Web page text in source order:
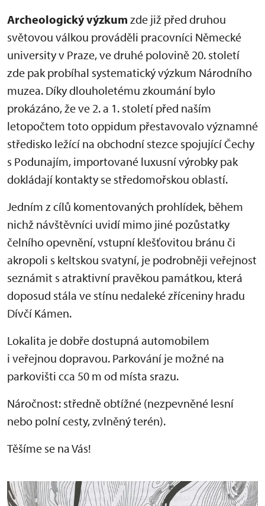
Archeologický výzkum zde již před druhou
světovou válkou prováděli pracovníci Německé
university v Praze, ve druhé polovině 20. století
zde pak probíhal systematický výzkum Národního
muzea. Díky dlouholetému zkoumání bylo
prokázáno, že ve 2. a 1. století před naším
letopočtem toto oppidum přestavovalo významné
středisko ležící na obchodní stezce spojující Čechy
s Podunajím, importované luxusní výrobky pak
dokládají kontakty se středomořskou oblastí.
Jedním z cílů komentovaných prohlídek, během
nichž návštěvníci uvidí mimo jiné pozůstatky
čelního opevnění, vstupní klešťovitou bránu či
akropoli s keltskou svatyní, je podrobněji veřejnost
seznámit s atraktivní pravěkou památkou, která
doposud stála ve stínu nedaleké zříceniny hradu
Dívčí Kámen.
Lokalita je dobře dostupná automobilem
i veřejnou dopravou. Parkování je možné na
parkovišti cca 50 m od místa srazu.
Náročnost: středně obtížné (nezpevněné lesní
nebo polní cesty, zvlněný terén).
Těšíme se na Vás!